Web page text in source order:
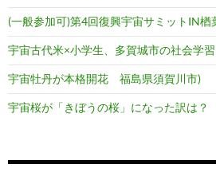
(一般参加可)第4回復興宇宙サミットIN楢
宇宙古代米×小学生、多賀城市の社会学習
宇宙牡丹が本格開花 福島県須賀川市)
宇宙桜が「きぼうの桜」になった訳は？